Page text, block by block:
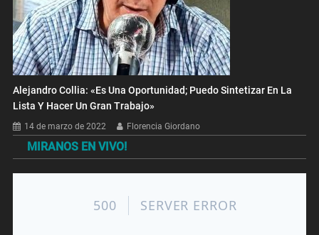
Alejandro Collia: «Es Una Oportunidad; Puedo Sintetizar En La
Lista Y Hacer Un Gran Trabajo»
14 de marzo de 2022 Florencia Giordano
MIRANOS EN VIVO!